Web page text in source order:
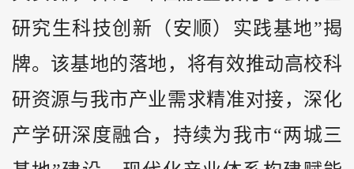
研究生科技创新（安顺）实践基地”揭
牌。该基地的落地，将有效推动高校科
研资源与我市产业需求精准对接，深化
产学研深度融合，持续为我市“两城三